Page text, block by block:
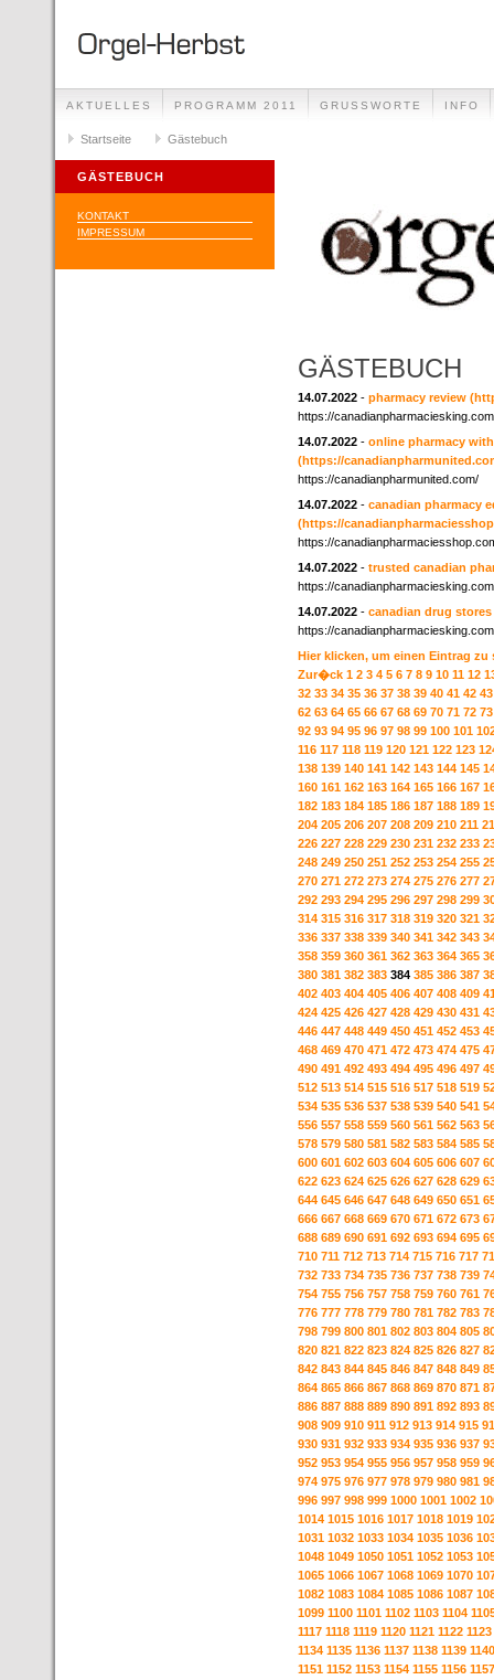
AKTUELLES PROGRAMM 2011 GRUSSWORTE INFO
Startseite Gästebuch
GÄSTEBUCH
KONTAKT
IMPRESSUM
GÄSTEBUCH
14.07.2022 - pharmacy review
https://
14.07.2022 - online pharmacy
(https://
https://canadianpharmunited.com/
14.07.2022 - canadian pharmacy
(https://
https://
14.07.2022 - trusted canadian
https://
14.07.2022 - canadian drug stores
https://
Hier klicken, um einen Eintrag zu
Zur�ck 1 2 3 4 5 6 7 8 9 10 11 12
32 33 34 35 36 37 38 39 40 41 42 43
62 63 64 65 66 67 68 69 70 71 72 73
92 93 94 95 96 97 98 99 100 101
116 117 118 119 120 121 122 123
138 139 140 141 142 143 144 145
160 161 162 163 164 165 166 167
182 183 184 185 186 187 188 189
204 205 206 207 208 209 210 211
226 227 228 229 230 231 232 233
248 249 250 251 252 253 254 255
270 271 272 273 274 275 276 277
292 293 294 295 296 297 298 299
314 315 316 317 318 319 320 321
336 337 338 339 340 341 342 343
358 359 360 361 362 363 364 365
380 381 382 383 384 385 386 387
402 403 404 405 406 407 408 409
424 425 426 427 428 429 430 431
446 447 448 449 450 451 452 453
468 469 470 471 472 473 474 475
490 491 492 493 494 495 496 497
512 513 514 515 516 517 518 519
534 535 536 537 538 539 540 541
556 557 558 559 560 561 562 563
578 579 580 581 582 583 584 585
600 601 602 603 604 605 606 607
622 623 624 625 626 627 628 629
644 645 646 647 648 649 650 651
666 667 668 669 670 671 672 673
688 689 690 691 692 693 694 695
710 711 712 713 714 715 716 717
732 733 734 735 736 737 738 739
754 755 756 757 758 759 760 761
776 777 778 779 780 781 782 783
798 799 800 801 802 803 804 805
820 821 822 823 824 825 826 827
842 843 844 845 846 847 848 849
864 865 866 867 868 869 870 871
886 887 888 889 890 891 892 893
908 909 910 911 912 913 914 915
930 931 932 933 934 935 936 937
952 953 954 955 956 957 958 959
974 975 976 977 978 979 980 981
996 997 998 999 1000 1001 1002
1014 1015 1016 1017 1018 1019
1031 1032 1033 1034 1035 1036
1048 1049 1050 1051 1052 1053
1065 1066 1067 1068 1069 1070
1082 1083 1084 1085 1086 1087
1099 1100 1101 1102 1103 1104
1117 1118 1119 1120 1121 1122 1123
1134 1135 1136 1137 1138 1139 1140
1151 1152 1153 1154 1155 1156 1157